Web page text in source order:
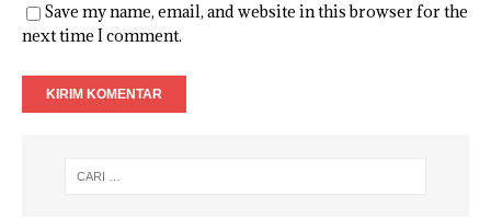
Save my name, email, and website in this browser for the
next time I comment.